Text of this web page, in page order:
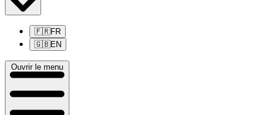
🇫🇷FR
🇬🇧EN
Ouvrir le menu